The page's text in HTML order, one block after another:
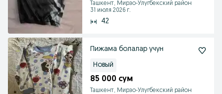
Ташкент, Мирзо-Улугбекский район
31 июля 2026 г.
42
Пижама болалар учун
Новый
85 000 сум
Ташкент, Мирзо-Улугбекский район